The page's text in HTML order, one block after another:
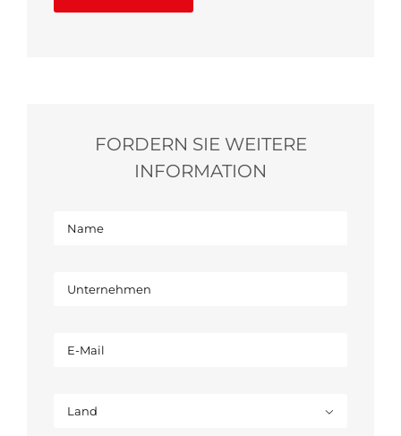
FORDERN SIE WEITERE
INFORMATION
